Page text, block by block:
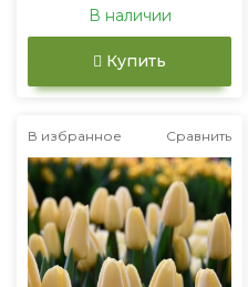
В наличии
Купить
В избранное Сравнить